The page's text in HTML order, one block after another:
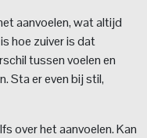
aanvoelen, wat altijd
hoe zuiver is dat
tussen voelen en
Sta er even bij stil,
over het aanvoelen. Kan